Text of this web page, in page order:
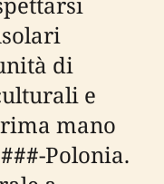
di
e
mano
###-Polonia.